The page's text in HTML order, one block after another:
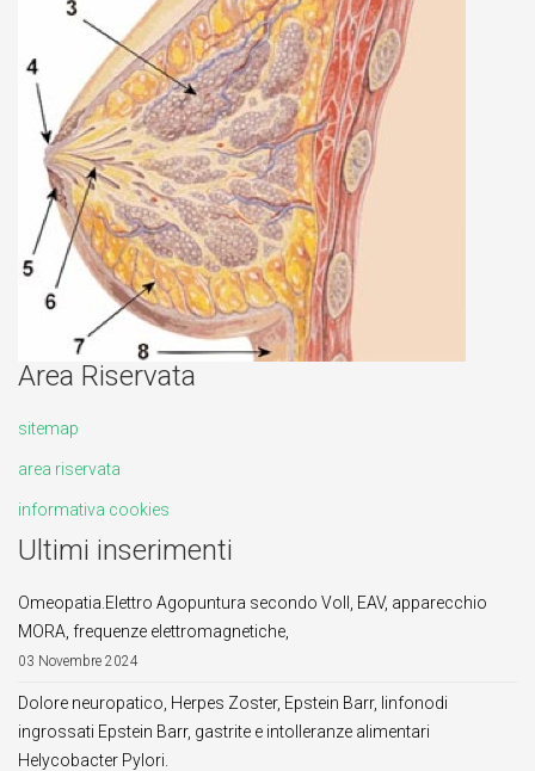
Area Riservata
sitemap
area riservata
informativa cookies
Ultimi inserimenti
Omeopatia.Elettro Agopuntura secondo Voll, EAV, apparecchio
MORA, frequenze elettromagnetiche,
03 Novembre 2024
Dolore neuropatico, Herpes Zoster, Epstein Barr, linfonodi
ingrossati Epstein Barr, gastrite e intolleranze alimentari
Helycobacter Pylori.